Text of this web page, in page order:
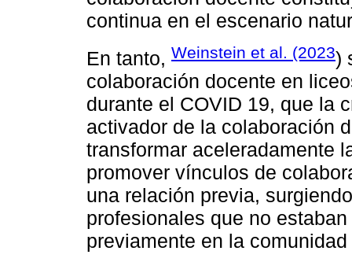
continua en el escenario
En tanto, Weinstein et al. (2023)
colaboración docente en
durante el COVID 19, que la
activador de la colaboración
transformar aceleradamente
promover vínculos de
una relación previa,
profesionales que no
previamente en la